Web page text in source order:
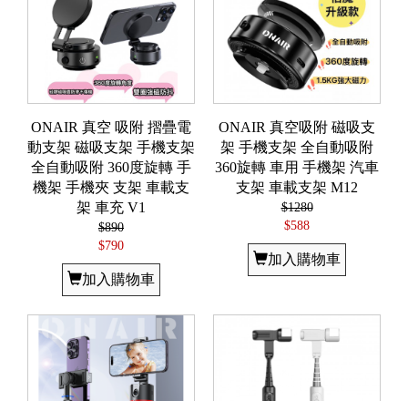
ONAIR 真空 吸附 摺疊電
動支架 磁吸支架 手機支架
全自動吸附 360度旋轉 手
機架 手機夾 支架 車載支
架 車充 V1
$890
$790
加入購物車
ONAIR 真空吸附 磁吸支
架 手機支架 全自動吸附
360旋轉 車用 手機架 汽車
支架 車載支架 M12
$1280
$588
加入購物車